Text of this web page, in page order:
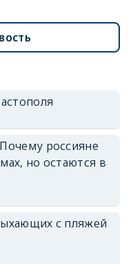
россияне
но остаются в
с пляжей